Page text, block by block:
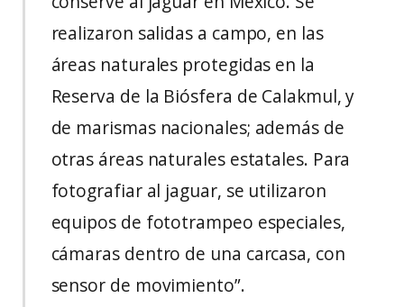
realizaron salidas a campo, en las
áreas naturales protegidas en la
Reserva de la Biósfera de Calakmul, y
de marismas nacionales; además de
otras áreas naturales estatales. Para
fotografiar al jaguar, se utilizaron
equipos de fototrampeo especiales,
cámaras dentro de una carcasa, con
sensor de movimiento”.